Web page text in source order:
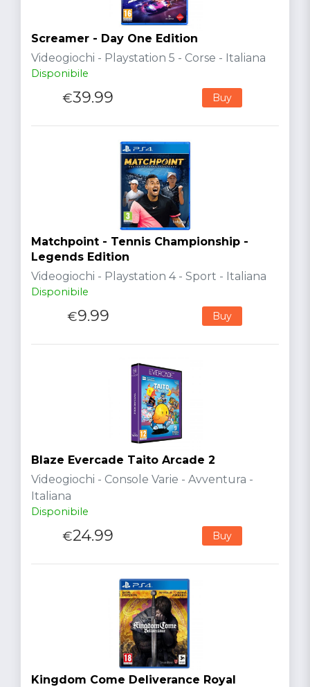
Screamer - Day One Edition
Videogiochi - Playstation 5 - Corse - Italiana
Disponibile
€39.99 Buy
Matchpoint - Tennis Championship -
Legends Edition
Videogiochi - Playstation 4 - Sport - Italiana
Disponibile
€9.99 Buy
Blaze Evercade Taito Arcade 2
Videogiochi - Console Varie - Avventura -
Italiana
Disponibile
€24.99 Buy
Kingdom Come Deliverance Royal